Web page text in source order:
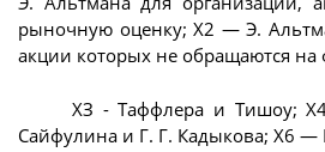
рыночную оценку; Х2 — Э.
акции которых не обращаются
ХЗ - Таффлера и Тишоу;
Сайфулина и Г. Г. Кадыкова; Х6 —